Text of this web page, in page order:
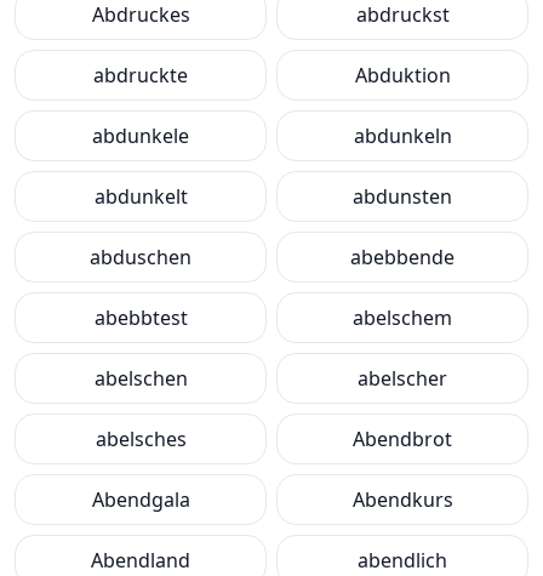
Abdruckes abdruckst
abdruckte Abduktion
abdunkele abdunkeln
abdunkelt abdunsten
abduschen abebbende
abebbtest abelschem
abelschen abelscher
abelsches Abendbrot
Abendgala Abendkurs
Abendland abendlich